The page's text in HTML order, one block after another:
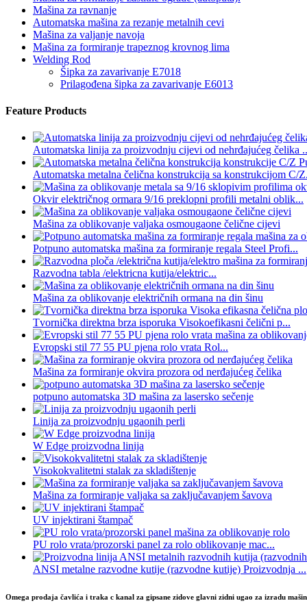
Mašina za ravnanje
Automatska mašina za rezanje metalnih cevi
Mašina za valjanje navoja
Mašina za formiranje trapeznog krovnog lima
Welding Rod
Šipka za zavarivanje E7018
Prilagođena šipka za zavarivanje E6013
Feature Products
Automatska linija za proizvodnju cijevi od nehrđajućeg čelika
Automatska metalna čelična konstrukcija sa konstrukcijom C/
Okvir električnog ormara 9/16 preklopni profili metalni oblik...
Mašina za oblikovanje valjaka osmougaone čelične cijevi
Potpuno automatska mašina za formiranje regala Steel Profi...
Razvodna tabla /elektricna kutija/elektric...
Mašina za oblikovanje električnih ormana na din šinu
Tvornička direktna brza isporuka Visokoefikasni čelični p...
Evropski stil 77 55 PU pjena rolo vrata Rol...
Mašina za formiranje okvira prozora od nerđajućeg čelika
potpuno automatska 3D mašina za lasersko sečenje
Linija za proizvodnju ugaonih perli
W Edge proizvodna linija
Visokokvalitetni stalak za skladištenje
Mašina za formiranje valjaka sa zaključavanjem šavova
UV injektirani štampač
PU rolo vrata/prozorski panel za rolo oblikovanje mac...
ANSI metalne razvodne kutije (razvodne kutije) Proizvodnja ...
Omega prodaja čavlića i traka c kanal za gipsane zidove glavni zidni ugao za izradu